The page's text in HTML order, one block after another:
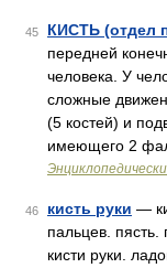
45 КИСТЬ (отдел
передней
человека. У
сложные
(5 костей) и
имеющего 2
46 кисть руки —
пальцев. пясть.
кисти руки.